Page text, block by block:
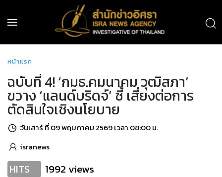
หน้าแรก
ฉบับที่ 4! ‘กมธ.คมนาคม วุฒิสภา’
ขวาง ‘แลนด์บริดจ์’ ชี้ เสี่ยงต่อการ
ตัดสินใจเชิงนโยบาย
วันเสาร์ ที่ 09 พฤษภาคม 2569 เวลา 08:00 น.
isranews
HITS 1992 views